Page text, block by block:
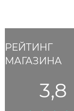
РЕЙТИНГ
МАГАЗИНА
3,8